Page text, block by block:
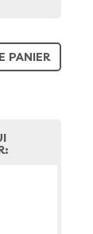
PANIER